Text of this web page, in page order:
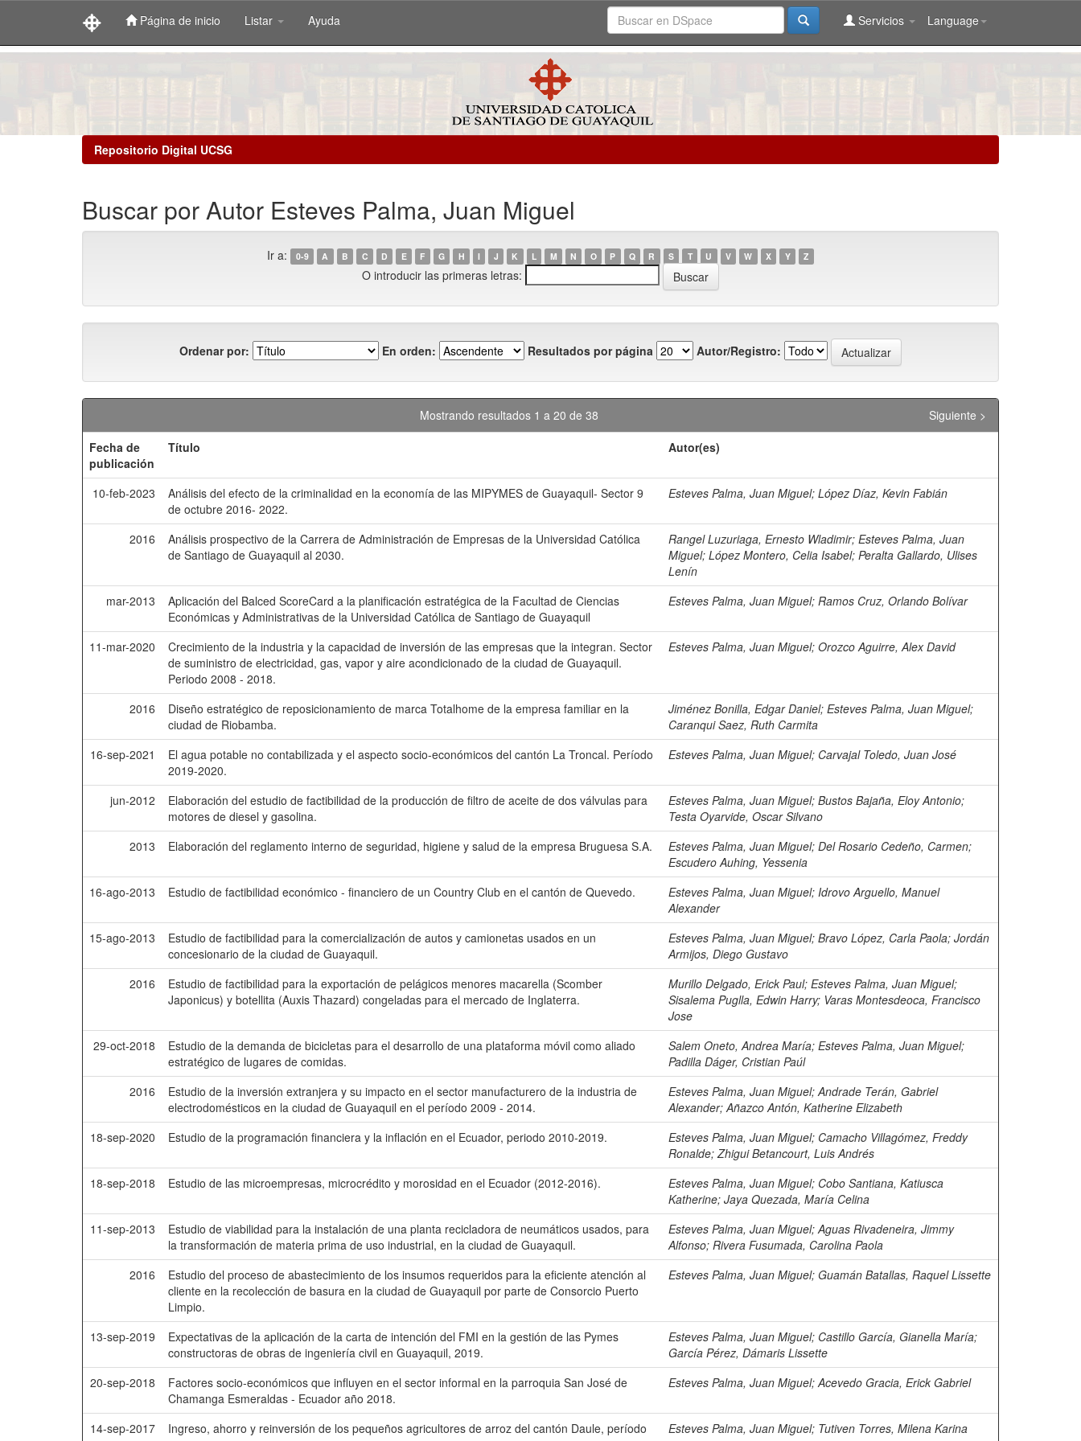
Página de inicio Listar Ayuda Language
Servicios
Repositorio Digital UCSG
Buscar por Autor Esteves Palma, Juan Miguel
Ir a: 0-9 A B C D E F G H I J K L M N O P Q R S T U V W X Y Z
O introducir las primeras letras:
Ordenar por: En orden: Resultados por página Autor/Registro:
Mostrando resultados 1 a 20 de 38
Siguiente >
Fecha de
publicación
Título Autor(es)
10-feb-2023
Análisis del efecto de la criminalidad en la economía de las MIPYMES de Guayaquil- Sector 9
de octubre 2016- 2022.
Esteves Palma, Juan Miguel; López Díaz, Kevin Fabián
2016
Análisis prospectivo de la Carrera de Administración de Empresas de la Universidad Católica
de Santiago de Guayaquil al 2030.
Rangel Luzuriaga, Ernesto Wladimir; Esteves Palma, Juan
Miguel; López Montero, Celia Isabel; Peralta Gallardo, Ulises
Lenín
mar-2013
Aplicación del Balced ScoreCard a la planificación estratégica de la Facultad de Ciencias
Económicas y Administrativas de la Universidad Católica de Santiago de Guayaquil
Esteves Palma, Juan Miguel; Ramos Cruz, Orlando Bolívar
11-mar-2020
Crecimiento de la industria y la capacidad de inversión de las empresas que la integran. Sector
de suministro de electricidad, gas, vapor y aire acondicionado de la ciudad de Guayaquil.
Periodo 2008 - 2018.
Esteves Palma, Juan Miguel; Orozco Aguirre, Alex David
2016
Diseño estratégico de reposicionamiento de marca Totalhome de la empresa familiar en la
ciudad de Riobamba.
Jiménez Bonilla, Edgar Daniel; Esteves Palma, Juan Miguel;
Caranqui Saez, Ruth Carmita
16-sep-2021
El agua potable no contabilizada y el aspecto socio-económicos del cantón La Troncal. Período
2019-2020.
Esteves Palma, Juan Miguel; Carvajal Toledo, Juan José
jun-2012
Elaboración del estudio de factibilidad de la producción de filtro de aceite de dos válvulas para
motores de diesel y gasolina.
Esteves Palma, Juan Miguel; Bustos Bajaña, Eloy Antonio;
Testa Oyarvide, Oscar Silvano
2013
Elaboración del reglamento interno de seguridad, higiene y salud de la empresa Bruguesa S.A. Esteves Palma, Juan Miguel; Del Rosario Cedeño, Carmen;
Escudero Auhing, Yessenia
16-ago-2013
Estudio de factibilidad económico - financiero de un Country Club en el cantón de Quevedo. Esteves Palma, Juan Miguel; Idrovo Arguello, Manuel
Alexander
15-ago-2013
Estudio de factibilidad para la comercialización de autos y camionetas usados en un
concesionario de la ciudad de Guayaquil.
Esteves Palma, Juan Miguel; Bravo López, Carla Paola; Jordán
Armijos, Diego Gustavo
2016
Estudio de factibilidad para la exportación de pelágicos menores macarella (Scomber
Japonicus) y botellita (Auxis Thazard) congeladas para el mercado de Inglaterra.
Murillo Delgado, Erick Paul; Esteves Palma, Juan Miguel;
Sisalema Puglla, Edwin Harry; Varas Montesdeoca, Francisco
Jose
29-oct-2018
Estudio de la demanda de bicicletas para el desarrollo de una plataforma móvil como aliado
estratégico de lugares de comidas.
Salem Oneto, Andrea María; Esteves Palma, Juan Miguel;
Padilla Dáger, Cristian Paúl
2016
Estudio de la inversión extranjera y su impacto en el sector manufacturero de la industria de
electrodomésticos en la ciudad de Guayaquil en el período 2009 - 2014.
Esteves Palma, Juan Miguel;Andrade Terán, Gabriel
Alexander;Añazco Antón, Katherine Elizabeth
18-sep-2020
Estudio de la programación financiera y la inflación en el Ecuador, periodo 2010-2019. Esteves Palma, Juan Miguel; Camacho Villagómez, Freddy
Ronalde;Zhigui Betancourt, Luis Andrés
18-sep-2018
Estudio de las microempresas, microcrédito y morosidad en el Ecuador (2012-2016). Esteves Palma, Juan Miguel; Cobo Santiana, Katiusca
Katherine; Jaya Quezada, María Celina
11-sep-2013
Estudio de viabilidad para la instalación de una planta recicladora de neumáticos usados, para
la transformación de materia prima de uso industrial, en la ciudad de Guayaquil.
Esteves Palma, Juan Miguel;Aguas Rivadeneira, Jimmy
Alfonso; Rivera Fusumada, Carolina Paola
2016
Estudio del proceso de abastecimiento de los insumos requeridos para la eficiente atención al
cliente en la recolección de basura en la ciudad de Guayaquil por parte de Consorcio Puerto
Limpio.
Esteves Palma, Juan Miguel; Guamán Batallas, Raquel Lissette
13-sep-2019
Expectativas de la aplicación de la carta de intención del FMI en la gestión de las Pymes
constructoras de obras de ingeniería civil en Guayaquil, 2019.
Esteves Palma, Juan Miguel; Castillo García, Gianella María;
García Pérez, Dámaris Lissette
20-sep-2018
Factores socio-económicos que influyen en el sector informal en la parroquia San José de
Chamanga Esmeraldas - Ecuador año 2018.
Esteves Palma, Juan Miguel;Acevedo Gracia, Erick Gabriel
14-sep-2017
Ingreso, ahorro y reinversión de los pequeños agricultores de arroz del cantón Daule, período
Esteves Palma, Juan Miguel; Tutiven Torres, Milena Karina